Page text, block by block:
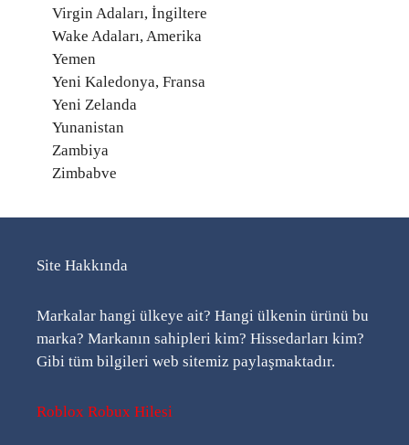
Virgin Adaları, İngiltere
Wake Adaları, Amerika
Yemen
Yeni Kaledonya, Fransa
Yeni Zelanda
Yunanistan
Zambiya
Zimbabve
Site Hakkında
Markalar hangi ülkeye ait? Hangi ülkenin ürünü bu
marka? Markanın sahipleri kim? Hissedarları kim?
Gibi tüm bilgileri web sitemiz paylaşmaktadır.
Roblox Robux Hilesi